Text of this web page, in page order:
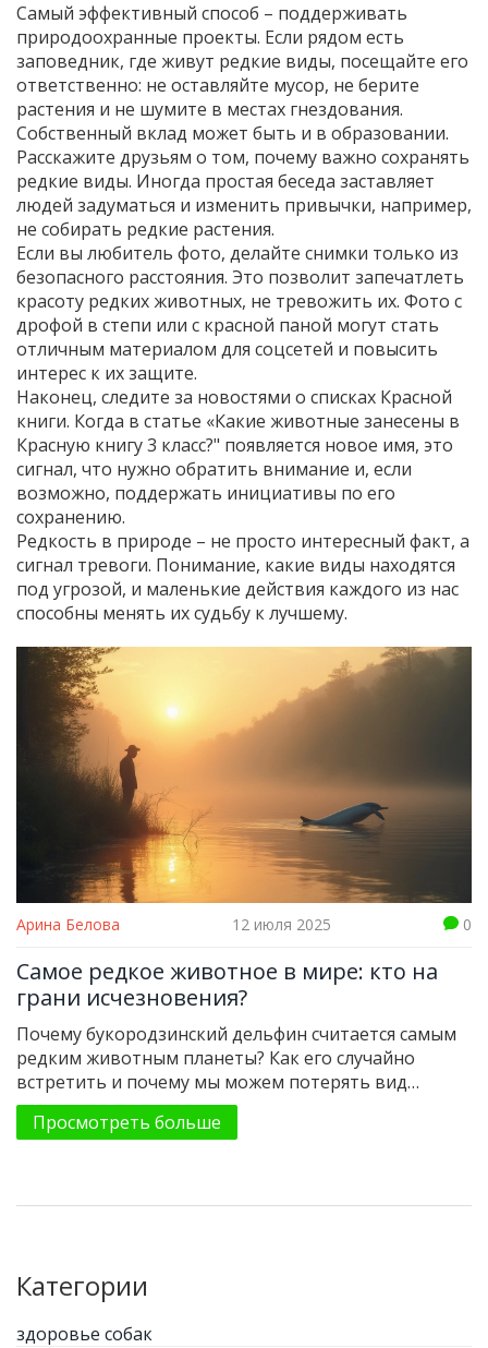
Самый эффективный способ – поддерживать
природоохранные проекты. Если рядом есть
заповедник, где живут редкие виды, посещайте его
ответственно: не оставляйте мусор, не берите
растения и не шумите в местах гнездования.
Собственный вклад может быть и в образовании.
Расскажите друзьям о том, почему важно сохранять
редкие виды. Иногда простая беседа заставляет
людей задуматься и изменить привычки, например,
не собирать редкие растения.
Если вы любитель фото, делайте снимки только из
безопасного расстояния. Это позволит запечатлеть
красоту редких животных, не тревожить их. Фото с
дрофой в степи или с красной паной могут стать
отличным материалом для соцсетей и повысить
интерес к их защите.
Наконец, следите за новостями о списках Красной
книги. Когда в статье «Какие животные занесены в
Красную книгу 3 класс?" появляется новое имя, это
сигнал, что нужно обратить внимание и, если
возможно, поддержать инициативы по его
сохранению.
Редкость в природе – не просто интересный факт, а
сигнал тревоги. Понимание, какие виды находятся
под угрозой, и маленькие действия каждого из нас
способны менять их судьбу к лучшему.
Арина Белова 12 июля 2025 0
Самое редкое животное в мире: кто на
грани исчезновения?
Почему букородзинский дельфин считается самым
редким животным планеты? Как его случайно
встретить и почему мы можем потерять вид
навсегда? Факты, история и советы, чтобы
движения каждого стали осознаннее.
Просмотреть больше
Категории
здоровье собак